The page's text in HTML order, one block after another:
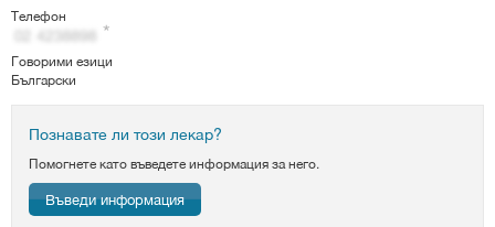
Телефон
Говорими езици
Български
Познавате ли този лекар?
Помогнете като въведете информация за него.
Въведи информация